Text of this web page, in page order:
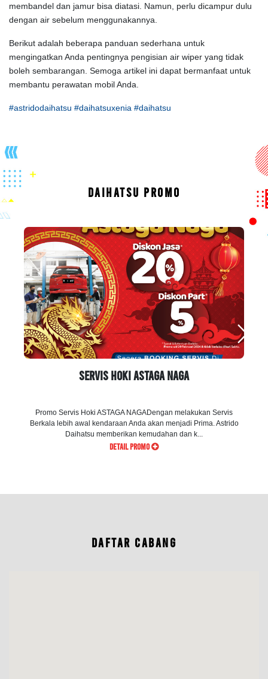
membandel dan jamur bisa diatasi. Namun, perlu dicampur dulu
dengan air sebelum menggunakannya.
Berikut adalah beberapa panduan sederhana untuk
mengingatkan Anda pentingnya pengisian air wiper yang tidak
boleh sembarangan. Semoga artikel ini dapat bermanfaat untuk
membantu perawatan mobil Anda.
#astridodaihatsu #daihatsuxenia #daihatsu
DAIHATSU PROMO
Servis Hoki ASTAGA NAGA
Promo Servis Hoki ASTAGA NAGADengan melakukan Servis
Berkala lebih awal kendaraan Anda akan menjadi Prima. Astrido
Daihatsu memberikan kemudahan dan k...
DETAIL PROMO
DAFTAR CABANG